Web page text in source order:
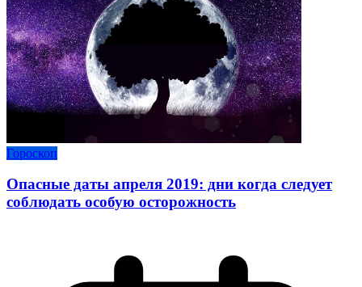
Гороскоп
Опасные даты апреля 2019: дни когда следует
соблюдать особую осторожность